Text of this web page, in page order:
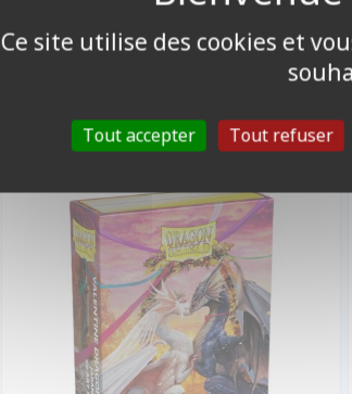
Dragon Shield Art Sleeves Matte -
Ce site utilise des cookies et
Tout accepter Tout refuser